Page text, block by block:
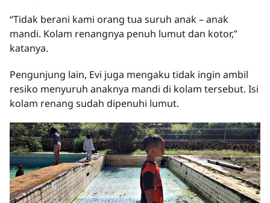
“Tidak berani kami orang tua suruh anak – anak
mandi. Kolam renangnya penuh lumut dan kotor,”
katanya.
Pengunjung lain, Evi juga mengaku tidak ingin ambil
resiko menyuruh anaknya mandi di kolam tersebut. Isi
kolam renang sudah dipenuhi lumut.